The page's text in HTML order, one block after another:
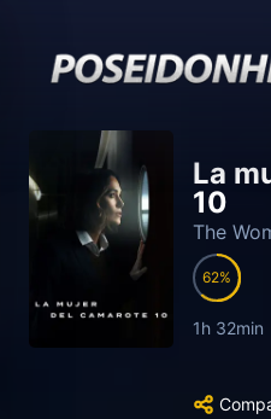
La
10
The
62
1h 32min